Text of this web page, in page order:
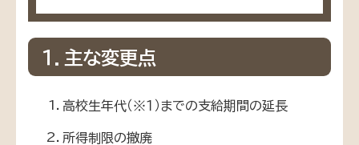
１．主な変更点
高校生年代（※１）までの支給期間の延長
所得制限の撤廃